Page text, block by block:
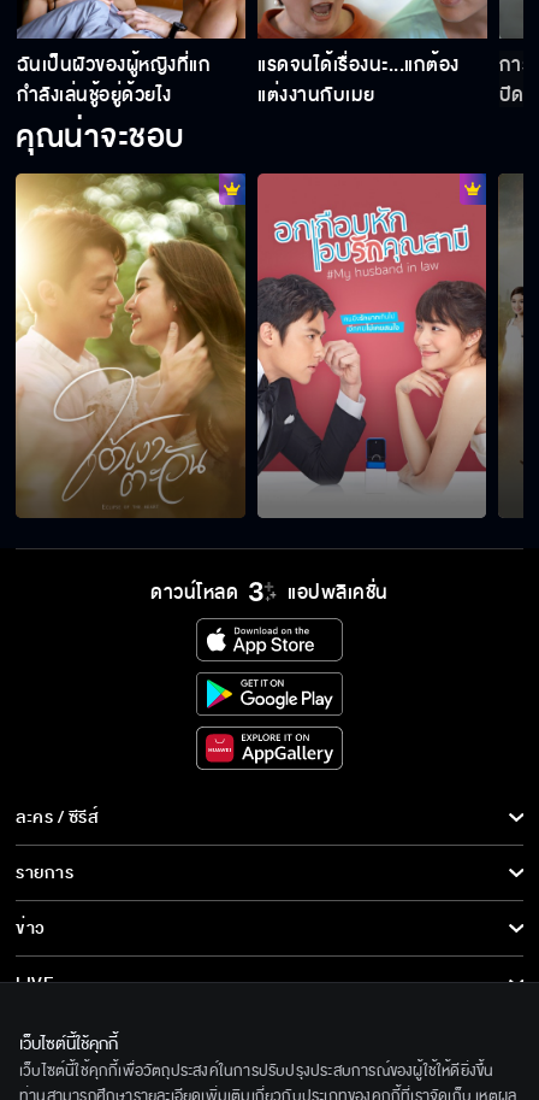
ฉันเป็นผัวของผู้หญิงที่แก
กำลังเล่นชู้อยู่ด้วยไง
แรดจนได้เรื่องนะ...แกต้อง
แต่งงานกับเมย
การ
ปิด
คุณน่าจะชอบ
ดาวน์โหลด แอปพลิเคชั่น
ละคร / ซีรีส์
ละคร/ซีรีส์
ซีรีส์นานาชาติ
การ์ตูน & เกม
รายการ
รายการทั้งหมด
ข่าว
ข่าวทั้งหมด
ข่าวประชาสัมพันธ์
LIVE
เกี่ยวกับเรา
BEC World
ติดตามเราได้ที่
เว็บไซต์นี้ใช้คุกกี้
เว็บไซต์นี้ใช้คุกกี้เพื่อวัตถุประสงค์ในการปรับปรุงประสบการณ์ของผู้ใช้ให้ดียิ่งขึ้น